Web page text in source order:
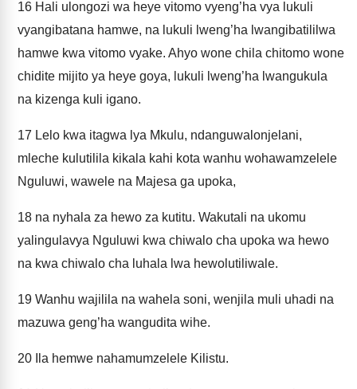
16 Hali ulongozi wa heye vitomo vyeng’ha vya lukuli
vyangibatana hamwe, na lukuli lweng’ha lwangibatililwa
hamwe kwa vitomo vyake. Ahyo wone chila chitomo wone
chidite mijito ya heye goya, lukuli lweng’ha lwangukula
na kizenga kuli igano.
17 Lelo kwa itagwa lya Mkulu, ndanguwalonjelani,
mleche kulutilila kikala kahi kota wanhu wohawamzelele
Nguluwi, wawele na Majesa ga upoka,
18 na nyhala za hewo za kutitu. Wakutali na ukomu
yalingulavya Nguluwi kwa chiwalo cha upoka wa hewo
na kwa chiwalo cha luhala lwa hewolutiliwale.
19 Wanhu wajilila na wahela soni, wenjila muli uhadi na
mazuwa geng’ha wangudita wihe.
20 Ila hemwe nahamumzelele Kilistu.